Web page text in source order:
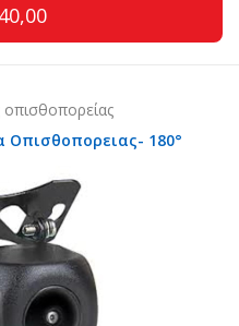
Οπισθοπορειας- 180°